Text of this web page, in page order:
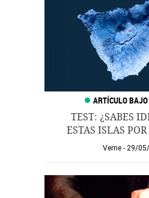
TEST: ¿SABES
ESTAS ISLAS
Verne 29/